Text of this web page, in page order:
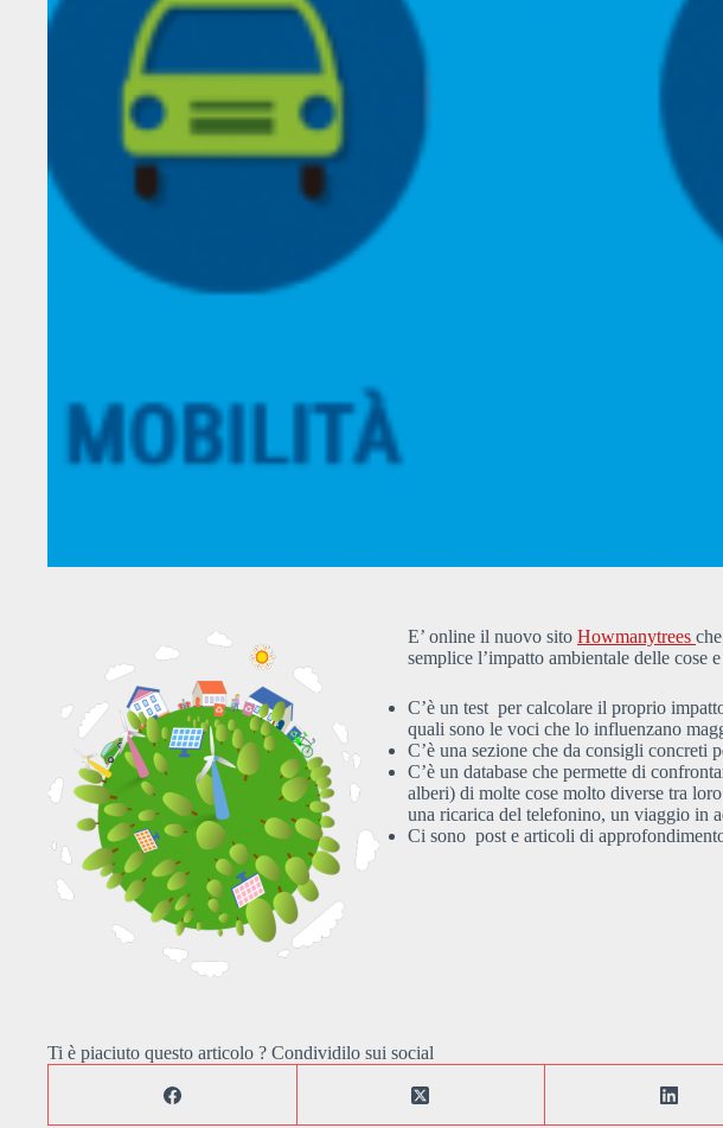
E’ online il nuovo sito Howmanytrees
semplice l’impatto ambientale delle cose
C’è un test per calcolare il proprio
quali sono le voci che lo influenzano
C’è una sezione che da consigli concreti
C’è un database che permette di
alberi) di molte cose molto diverse tra
una ricarica del telefonino, un viaggio in
Ci sono post e articoli di
Ti è piaciuto questo articolo ? Condividilo sui social